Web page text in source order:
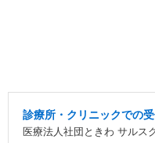
診療所・クリニックでの
医療法人社団ときわ サルス